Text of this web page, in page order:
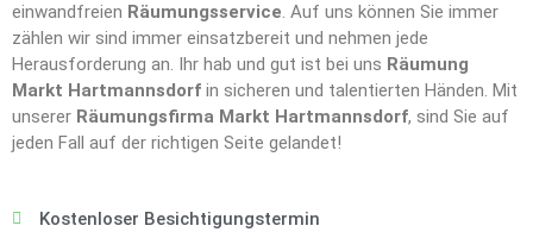
einwandfreien Räumungsservice. Auf uns können Sie immer
zählen wir sind immer einsatzbereit und nehmen jede
Herausforderung an. Ihr hab und gut ist bei uns Räumung
Markt Hartmannsdorf in sicheren und talentierten Händen. Mit
unserer Räumungsfirma Markt Hartmannsdorf, sind Sie auf
jeden Fall auf der richtigen Seite gelandet!
Kostenloser Besichtigungstermin